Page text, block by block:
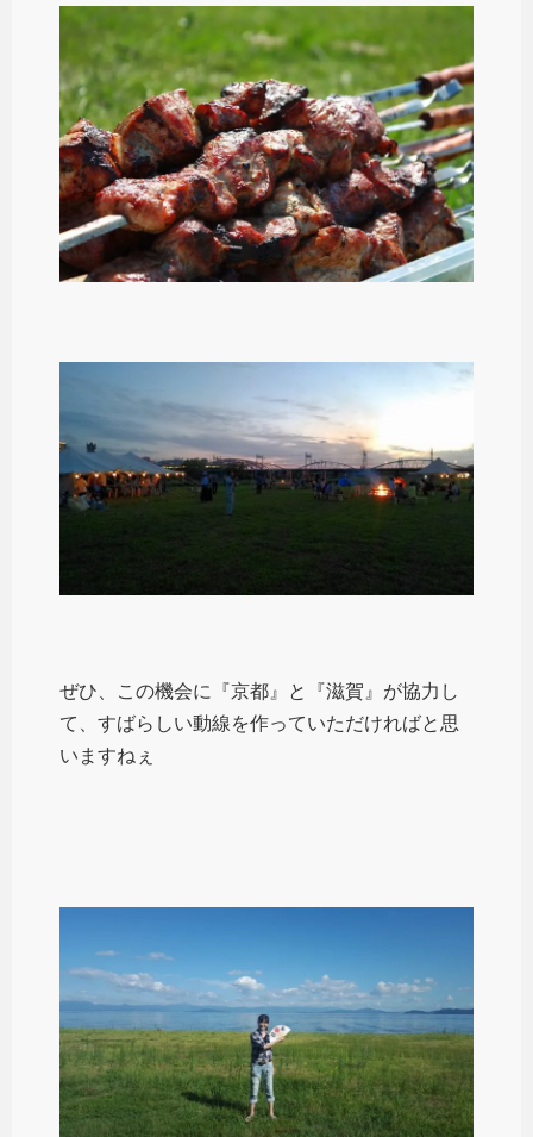
ぜひ、この機会に『京都』と『滋賀』が協力し
て、すばらしい動線を作っていただければと思
いますねぇ